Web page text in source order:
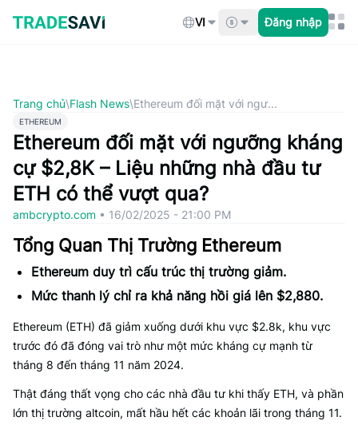
qua
nội
VI Đăng nhập
Trang chủ\Flash News\Ethereum đối mặt với ngư...
ETHEREUM
Ethereum đối mặt với ngưỡng kháng
cự $2,8K – Liệu những nhà đầu tư
ETH có thể vượt qua?
ambcrypto.com • 16/02/2025 - 21:00 PM
Tổng Quan Thị Trường Ethereum
Ethereum duy trì cấu trúc thị trường giảm.
Mức thanh lý chỉ ra khả năng hồi giá lên $2,880.
Ethereum (ETH) đã giảm xuống dưới khu vực $2.8k, khu vực
trước đó đã đóng vai trò như một mức kháng cự mạnh từ
tháng 8 đến tháng 11 năm 2024.
Thật đáng thất vọng cho các nhà đầu tư khi thấy ETH, và phần
lớn thị trường altcoin, mất hầu hết các khoản lãi trong tháng 11.